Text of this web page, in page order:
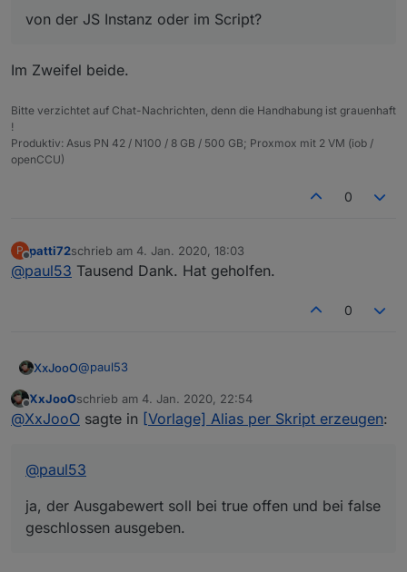
von der JS Instanz oder im Script?
Im Zweifel beide.
Bitte verzichtet auf Chat-Nachrichten, denn die Handhabung ist grauenhaft
!
Produktiv: Asus PN 42 / N100 / 8 GB / 500 GB; Proxmox mit 2 VM (iob /
openCCU)
0
P
Offline
patti72schrieb am 4. Jan. 2020, 18:03
zuletzt editiert von
@paul53 Tausend Dank. Hat geholfen.
0
XxJooO@paul53
ja, der Ausgabewert soll bei true offen und bei false
gern geschlossen sein.
Offline
XxJooOschrieb am 4. Jan. 2020, 22:54
zuletzt editiert von
@XxJooO sagte in [Vorlage] Alias per Skript erzeugen:
@paul53
ja, der Ausgabewert soll bei true offen und bei false
geschlossen ausgeben.